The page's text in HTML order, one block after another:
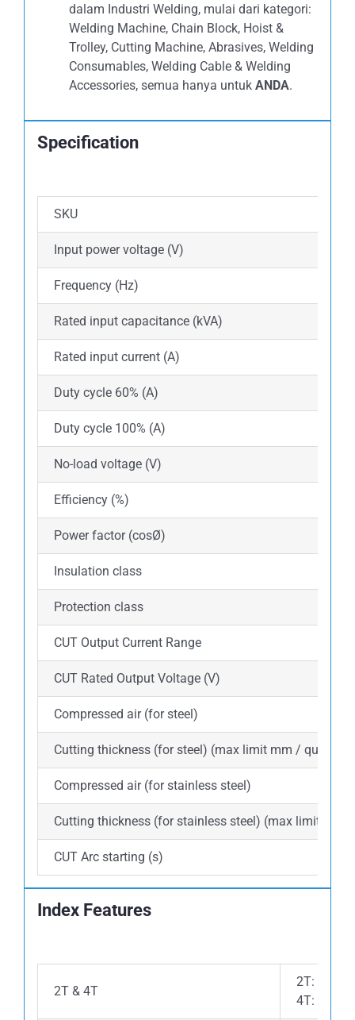
dalam Industri Welding, mulai dari kategori:
Welding Machine, Chain Block, Hoist &
Trolley, Cutting Machine, Abrasives, Welding
Consumables, Welding Cable & Welding
Accessories, semua hanya untuk ANDA.
Specification
SKU
Input power voltage (V)
Frequency (Hz)
Rated input capacitance (kVA)
Rated input current (A)
Duty cycle 60% (A)
Duty cycle 100% (A)
No-load voltage (V)
Efficiency (%)
Power factor (cosØ)
Insulation class
Protection class
CUT Output Current Range
CUT Rated Output Voltage (V)
Compressed air (for steel)
Cutting thickness (for steel) (max limit mm / quality)
Compressed air (for stainless steel)
Cutting thickness (for stainless steel) (max limit mm
CUT Arc starting (s)
Index Features
2T & 4T
2T:
4T: